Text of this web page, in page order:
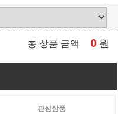
총 상품 금액 0 원
관심상품